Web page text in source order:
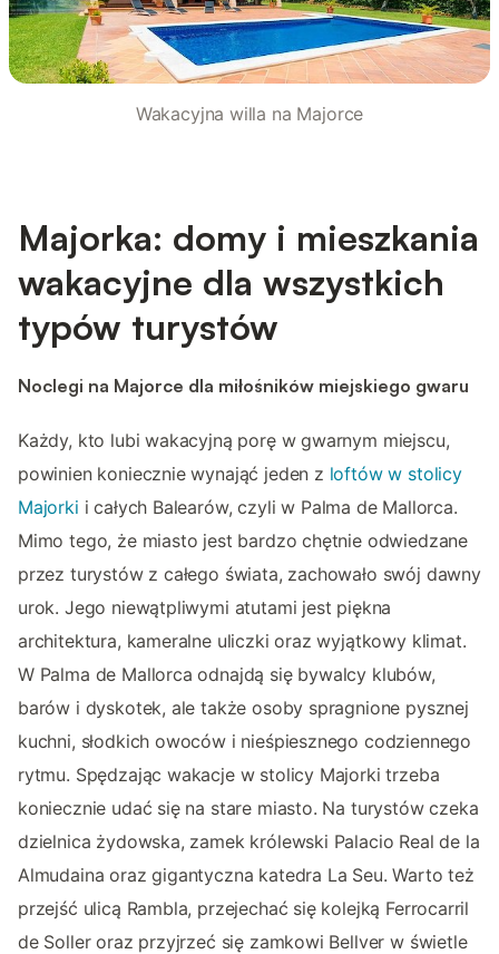
Wakacyjna willa na Majorce
Majorka: domy i mieszkania
wakacyjne dla wszystkich
typów turystów
Noclegi na Majorce dla miłośników miejskiego gwaru
Każdy, kto lubi wakacyjną porę w gwarnym miejscu,
powinien koniecznie wynająć jeden z loftów w stolicy
Majorki i całych Balearów, czyli w Palma de Mallorca.
Mimo tego, że miasto jest bardzo chętnie odwiedzane
przez turystów z całego świata, zachowało swój dawny
urok. Jego niewątpliwymi atutami jest piękna
architektura, kameralne uliczki oraz wyjątkowy klimat.
W Palma de Mallorca odnajdą się bywalcy klubów,
barów i dyskotek, ale także osoby spragnione pysznej
kuchni, słodkich owoców i nieśpiesznego codziennego
rytmu. Spędzając wakacje w stolicy Majorki trzeba
koniecznie udać się na stare miasto. Na turystów czeka
dzielnica żydowska, zamek królewski Palacio Real de la
Almudaina oraz gigantyczna katedra La Seu. Warto też
przejść ulicą Rambla, przejechać się kolejką Ferrocarril
de Soller oraz przyjrzeć się zamkowi Bellver w świetle